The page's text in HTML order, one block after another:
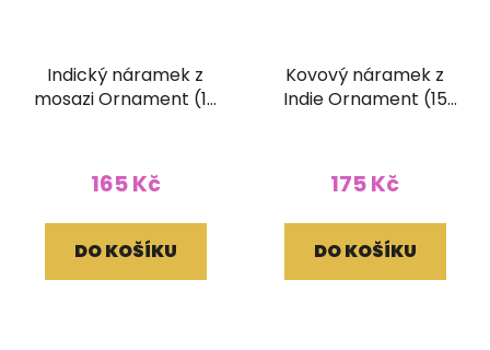
Indický náramek z
mosazi Ornament (10
165 Kč
DO KOŠÍKU
Kovový náramek z
Indie Ornament (15
175 Kč
DO KOŠÍKU